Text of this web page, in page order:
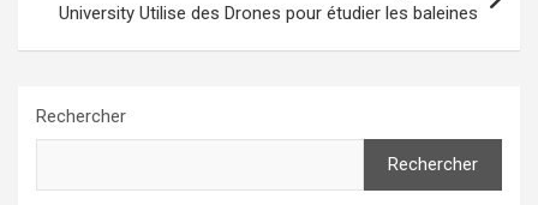
University Utilise des Drones pour étudier les baleines
Rechercher
Rechercher